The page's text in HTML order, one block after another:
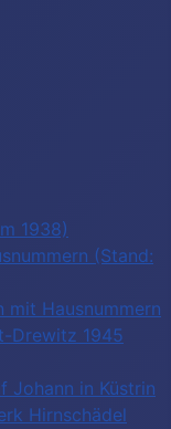
1938)
(Stand:
mit Hausnummern
Drewitz 1945
Johann in Küstrin
Hirnschädel